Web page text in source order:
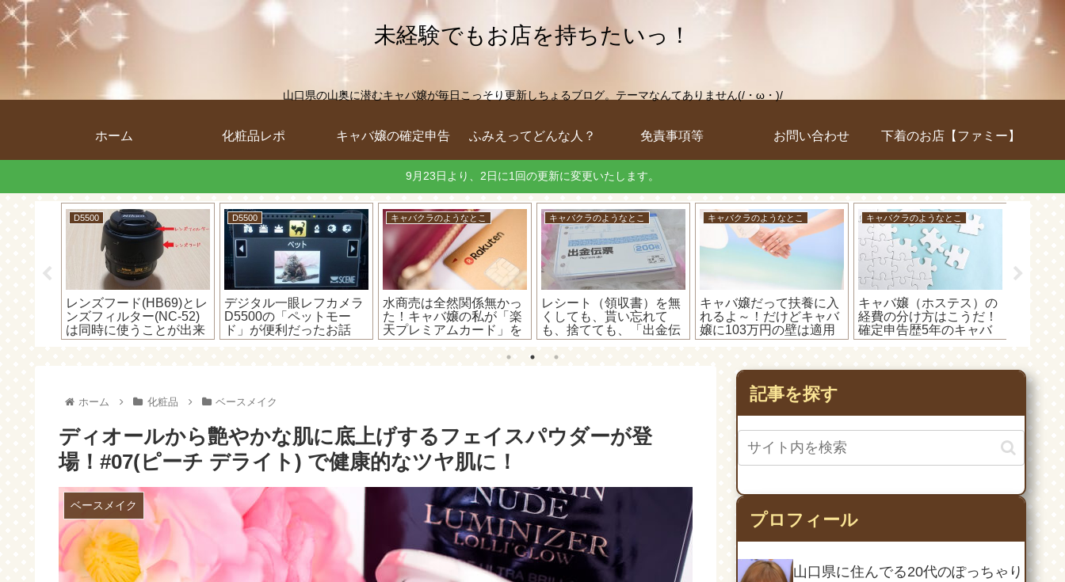
未経験でもお店を持ちたいっ！
山口県の山奥に潜むキャバ嬢が毎日こっそり更新しちょるブログ。テーマなんてありません(/・ω・)/
ホーム 化粧品レポ キャバ嬢の確定申告 ふみえってどんな人？ 免責事項等 お問い合わせ 下着のお店【ファミー】
9月23日より、2日に1回の更新に変更いたします。
D5500
レンズフード(HB69)とレ
ンズフィルター(NC-52)
は同時に使うことが出来
た！
D5500
デジタル一眼レフカメラ
D5500の「ペットモー
ド」が便利だったお話
(=ﾟωﾟ)ﾉ
キャバクラのようなとこ
水商売は全然関係無かっ
た！キャバ嬢の私が「楽
天プレミアムカード」を
最大利用可能枠の300万
円で持てた方法教えます
キャバクラのようなとこ
レシート（領収書）を無
くしても、貰い忘れて
も、捨てても、「出金伝
票」があれば大丈夫！
キャバクラのようなとこ
キャバ嬢だって扶養に入
れるよ～！だけどキャバ
嬢に103万円の壁は適用
されません(;´･ω･)
キャバクラのようなとこ
キャバ嬢（ホステス）の
経費の分け方はこうだ！
確定申告歴5年のキャバ
嬢はこう分けています(｡･
ホーム 化粧品 ベースメイク
ディオールから艶やかな肌に底上げするフェイスパウダーが登
場！#07(ピーチ デライト) で健康的なツヤ肌に！
ベースメイク
記事を探す
プロフィール
山口県に住んでる20代のぽっちゃり